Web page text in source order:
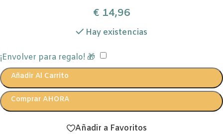
€14,96
Hay existencias
¡Envolver para regalo! 🎁
Añadir Al Carrito
Comprar AHORA
Añadir a Favoritos